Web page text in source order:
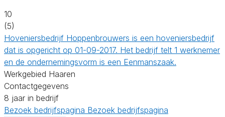
10
(5)
Hoveniersbedrijf Hoppenbrouwers is een hoveniersbedrijf
dat is opgericht op 01-09-2017. Het bedrijf telt 1 werknemer
en de ondernemingsvorm is een Eenmanszaak.
Werkgebied Haaren
Contactgegevens
8 jaar in bedrijf
Bezoek bedrijfspagina Bezoek bedrijfspagina